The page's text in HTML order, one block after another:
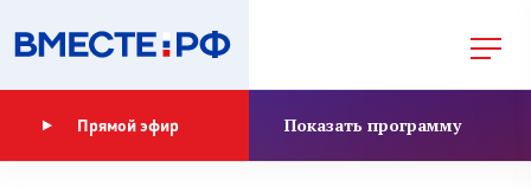
Прямой эфир Показать программу